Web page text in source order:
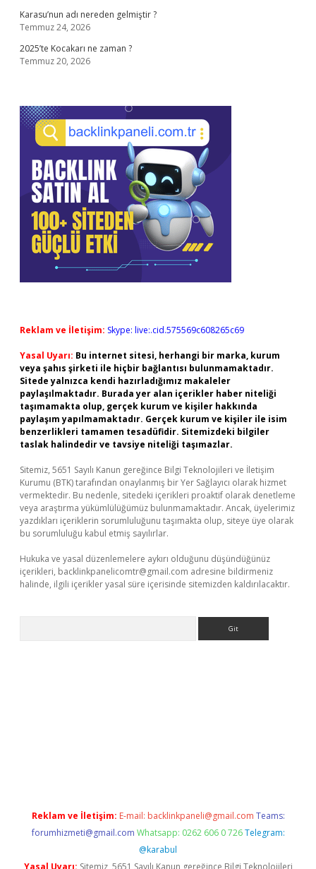
Karasu’nun adı nereden gelmiştir ?
Temmuz 24, 2026
2025’te Kocakarı ne zaman ?
Temmuz 20, 2026
Reklam ve İletişim: Skype: live:.cid.575569c608265c69
Yasal Uyarı: Bu internet sitesi, herhangi bir marka, kurum
veya şahıs şirketi ile hiçbir bağlantısı bulunmamaktadır.
Sitede yalnızca kendi hazırladığımız makaleler
paylaşılmaktadır. Burada yer alan içerikler haber niteliği
taşımamakta olup, gerçek kurum ve kişiler hakkında
paylaşım yapılmamaktadır. Gerçek kurum ve kişiler ile isim
benzerlikleri tamamen tesadüfidir. Sitemizdeki bilgiler
taslak halindedir ve tavsiye niteliği taşımazlar.
Sitemiz, 5651 Sayılı Kanun gereğince Bilgi Teknolojileri ve İletişim
Kurumu (BTK) tarafından onaylanmış bir Yer Sağlayıcı olarak hizmet
vermektedir. Bu nedenle, sitedeki içerikleri proaktif olarak denetleme
veya araştırma yükümlülüğümüz bulunmamaktadır. Ancak, üyelerimiz
yazdıkları içeriklerin sorumluluğunu taşımakta olup, siteye üye olarak
bu sorumluluğu kabul etmiş sayılırlar.
Hukuka ve yasal düzenlemelere aykırı olduğunu düşündüğünüz
içerikleri, backlinkpanelicomtr@gmail.com adresine bildirmeniz
halinde, ilgili içerikler yasal süre içerisinde sitemizden kaldırılacaktır.
Reklam ve İletişim: E-mail: backlinkpaneli@gmail.com Teams:
forumhizmeti@gmail.com Whatsapp: 0262 606 0 726 Telegram:
@karabul
Yasal Uyarı: Sitemiz, 5651 Sayılı Kanun gereğince Bilgi Teknolojileri